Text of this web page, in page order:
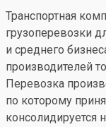
Транспортная
грузоперевозки
и среднего
производителей
Перевозка
по которому
консолидируется